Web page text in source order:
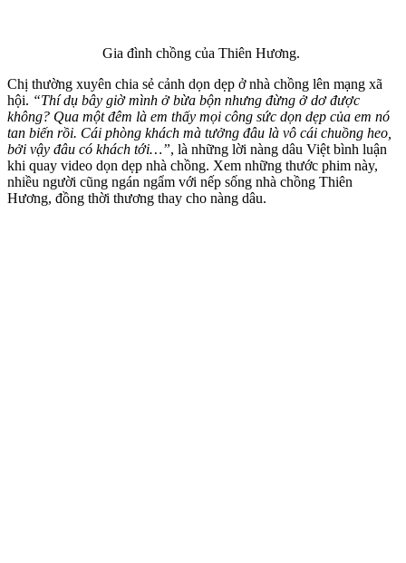
Gia đình chồng của Thiên Hương.
Chị thường xuyên chia sẻ cảnh dọn dẹp ở nhà chồng lên mạng xã
hội. “Thí dụ bây giờ mình ở bừa bộn nhưng đừng ở dơ được
không? Qua một đêm là em thấy mọi công sức dọn dẹp của em nó
tan biến rồi. Cái phòng khách mà tưởng đâu là vô cái chuồng heo,
bởi vậy đâu có khách tới…”, là những lời nàng dâu Việt bình luận
khi quay video dọn dẹp nhà chồng. Xem những thước phim này,
nhiều người cũng ngán ngẩm với nếp sống nhà chồng Thiên
Hương, đồng thời thương thay cho nàng dâu.